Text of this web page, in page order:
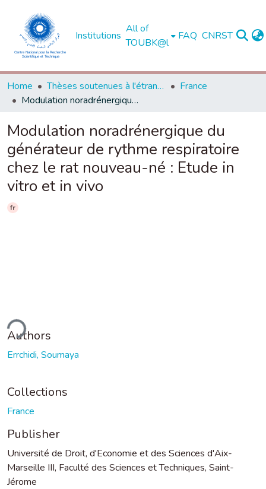
Institutions
All of
TOUBK@l
FAQ CNRST
Home Thèses soutenues à l'étranger
France
Modulation noradrénergique du générateur de rythme respiratoire chez le rat nouveau-né : Etude in vitro et in vivo
Modulation noradrénergique du
générateur de rythme respiratoire
chez le rat nouveau-né : Etude in
vitro et in vivo
fr
Authors
Errchidi, Soumaya
Collections
France
Publisher
Université de Droit, d'Economie et des Sciences d'Aix-
Marseille III, Faculté des Sciences et Techniques, Saint-
Jérome